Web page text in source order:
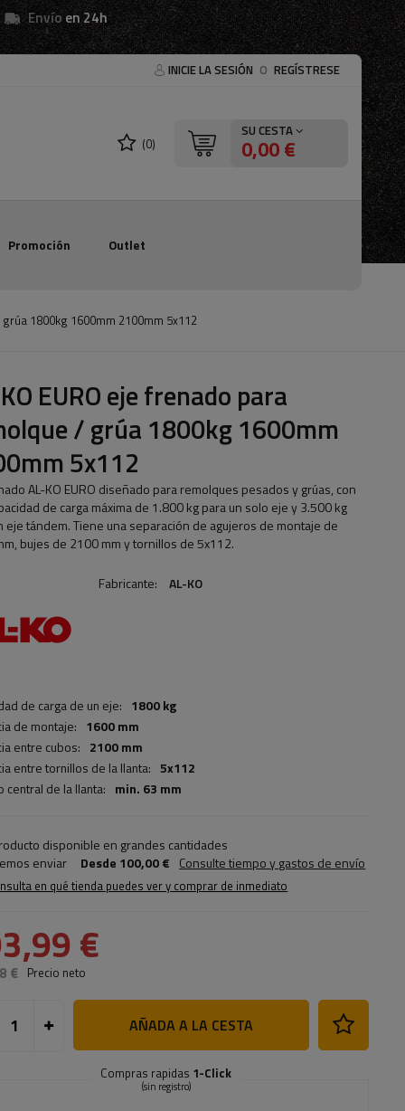
Envíoen 24h
INICIE LA SESIÓN O REGÍSTRESE
(0)
SU CESTA
0,00 €
Promoción Outlet
1800kg 1600mm 2100mm 5x112
EURO eje frenado para
/ grúa 1800kg 1600mm
5x112
AL-KO EURO diseñado para remolques pesados ​​y grúas, con
de carga máxima de 1.800 kg para un solo eje y 3.500 kg
eje tándem. Tiene una separación de agujeros de montaje de
bujes de 2100 mm y tornillos de 5x112.
Fabricante: AL-KO
de carga de un eje: 1800 kg
de montaje: 1600 mm
entre cubos: 2100 mm
entre tornillos de la llanta: 5x112
central de la llanta: min. 63 mm
disponible en grandes cantidades
enviar
Desde 100,00 € Consulte tiempo y gastos de envío
en qué tienda puedes ver y comprar de inmediato
€
€ Precio neto
AÑADA A LA CESTA
Compras rapidas 1-Click
(sin registro)